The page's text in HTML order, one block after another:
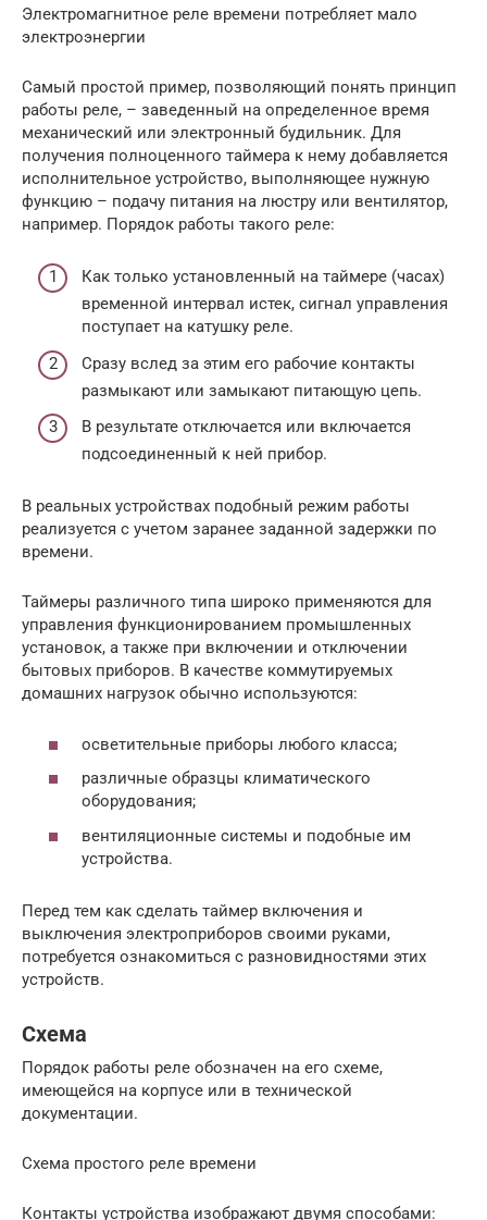
Электромагнитное реле времени потребляет мало
электроэнергии
Самый простой пример, позволяющий понять принцип
работы реле, – заведенный на определенное время
механический или электронный будильник. Для
получения полноценного таймера к нему добавляется
исполнительное устройство, выполняющее нужную
функцию – подачу питания на люстру или вентилятор,
например. Порядок работы такого реле:
Как только установленный на таймере (часах)
временной интервал истек, сигнал управления
поступает на катушку реле.
Сразу вслед за этим его рабочие контакты
размыкают или замыкают питающую цепь.
В результате отключается или включается
подсоединенный к ней прибор.
В реальных устройствах подобный режим работы
реализуется с учетом заранее заданной задержки по
времени.
Таймеры различного типа широко применяются для
управления функционированием промышленных
установок, а также при включении и отключении
бытовых приборов. В качестве коммутируемых
домашних нагрузок обычно используются:
осветительные приборы любого класса;
различные образцы климатического
оборудования;
вентиляционные системы и подобные им
устройства.
Перед тем как сделать таймер включения и
выключения электроприборов своими руками,
потребуется ознакомиться с разновидностями этих
устройств.
Схема
Порядок работы реле обозначен на его схеме,
имеющейся на корпусе или в технической
документации.
Схема простого реле времени
Контакты устройства изображают двумя способами: